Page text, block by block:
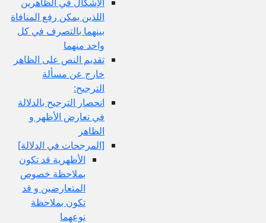
اللذين يمكن رفع المنافاة
بينهما بالتصرف في كل
واحد منهما
تقديم النص على الظاهر
خارج عن مسألة
الترجيح:
انحصار الترجيح بالدلالة
في تعارض الأظهر و
الظاهر
[المرجحات في الدلالة]
الأظهرية قد تكون
بملاحظة خصوص
المتعارضين و قد
تكون بملاحظة